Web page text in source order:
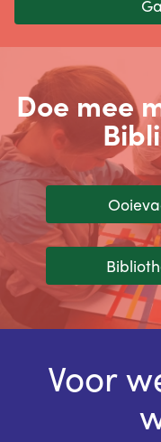
Doe mee
Voor